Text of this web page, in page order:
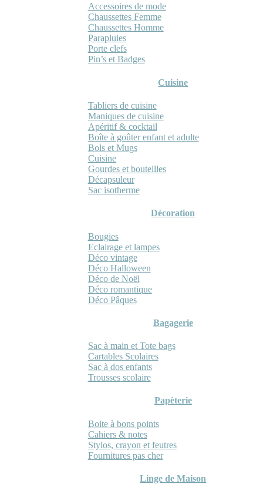
Accessoires de mode
Chaussettes Femme
Chaussettes Homme
Parapluies
Porte clefs
Pin’s et Badges
Cuisine
Tabliers de cuisine
Maniques de cuisine
Apéritif & cocktail
Boîte à goûter enfant et adulte
Bols et Mugs
Cuisine
Gourdes et bouteilles
Décapsuleur
Sac isotherme
Décoration
Bougies
Eclairage et lampes
Déco vintage
Déco Halloween
Déco de Noël
Déco romantique
Déco Pâques
Bagagerie
Sac à main et Tote bags
Cartables Scolaires
Sac à dos enfants
Trousses scolaire
Papèterie
Boite à bons points
Cahiers & notes
Stylos, crayon et feutres
Fournitures pas cher
Linge de Maison